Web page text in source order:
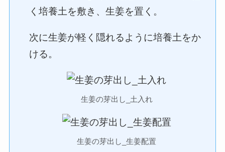
く培養土を敷き、生姜を置く。
次に生姜が軽く隠れるように培養土をか
ける。
生姜の芽出し_土入れ
生姜の芽出し_生姜配置